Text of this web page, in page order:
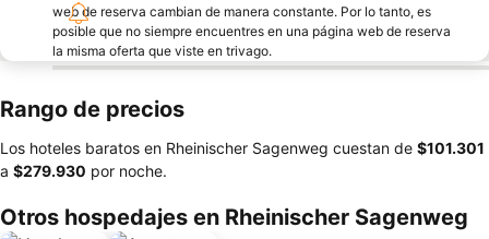
web de reserva cambian de manera constante. Por lo tanto, es
posible que no siempre encuentres en una página web de reserva
la misma oferta que viste en trivago.
Rango de precios
Los hoteles baratos en Rheinischer Sagenweg cuestan de ‎$101.301
a ‎$279.930 por noche.
Otros hospedajes en Rheinischer Sagenweg